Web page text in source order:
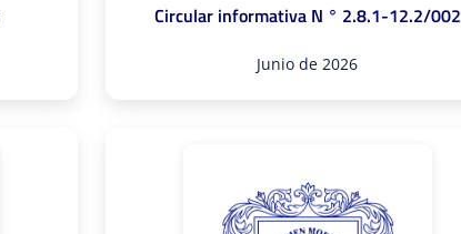
Circular informativa N ° 2.8.1-12.2/002
Junio de 2026